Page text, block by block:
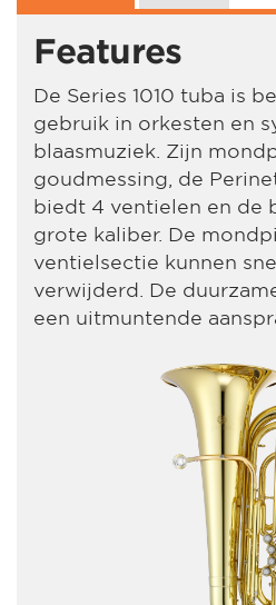
Features
De Series 1010 tuba is
gebruik in orkesten en
blaasmuziek. Zijn
goudmessing, de
biedt 4 ventielen en de
grote kaliber. De
ventielsectie kunnen
verwijderd. De
een uitmuntende